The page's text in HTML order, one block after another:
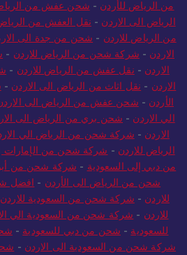
من الرياض للأردن - شحن عفش من
الرياض الى الاردن - نقل العفش من
من الرياض للاردن - شحن من جدة الى
الاردن - شركة شحن من الرياض للاردن -
الاردن - نقل عفش من الرياض للاردن -
الاردن - نقل اثاث من الرياض الى الاردن -
الأردن - شحن عفش من الرياض الى
الي الاردن - شحن بري من الرياض الى
الاردن - شركة شحن من الرياض الي
الرياض للاردن - شركة شحن من الإمارات
من دبي إلى السعودية - شركة شحن من
شحن من الرياض الى الأردن - افضل
للاردن - شركة شحن من السعودية للاردن
للاردن - شركة شحن من السعودية الي
للسعودية - شحن من دبي للسعودية -
شركة شحن من السعودية الى الاردن -